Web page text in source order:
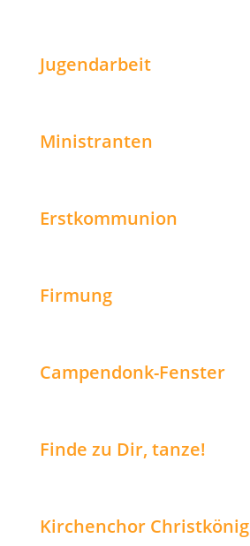
Jugendarbeit
Ministranten
Erstkommunion
Firmung
Campendonk-Fenster
Finde zu Dir, tanze!
Kirchenchor Christkönig